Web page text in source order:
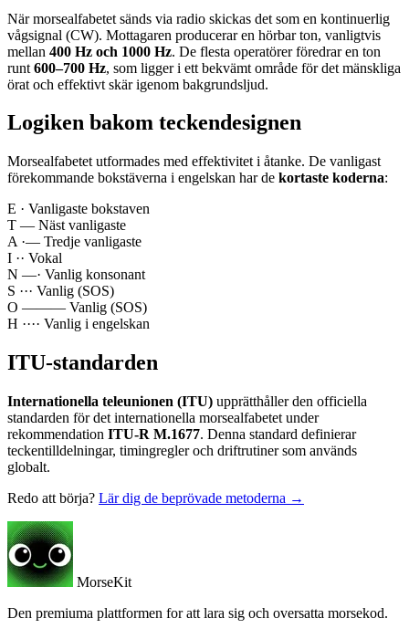
När morsealfabetet sänds via radio skickas det som en kontinuerlig
vågsignal (CW). Mottagaren producerar en hörbar ton, vanligtvis
mellan 400 Hz och 1000 Hz. De flesta operatörer föredrar en ton
runt 600–700 Hz, som ligger i ett bekvämt område för det mänskliga
örat och effektivt skär igenom bakgrundsljud.
Logiken bakom teckendesignen
Morsealfabetet utformades med effektivitet i åtanke. De vanligast
förekommande bokstäverna i engelskan har de kortaste koderna:
E · Vanligaste bokstaven
T — Näst vanligaste
A ·— Tredje vanligaste
I ·· Vokal
N —· Vanlig konsonant
S ··· Vanlig (SOS)
O ——— Vanlig (SOS)
H ···· Vanlig i engelskan
ITU-standarden
Internationella teleunionen (ITU) upprätthåller den officiella
standarden för det internationella morsealfabetet under
rekommendation ITU-R M.1677. Denna standard definierar
teckentilldelningar, timingregler och driftrutiner som används
globalt.
Redo att börja? Lär dig de beprövade metoderna →
MorseKit
Den premiuma plattformen for att lara sig och oversatta morsekod.